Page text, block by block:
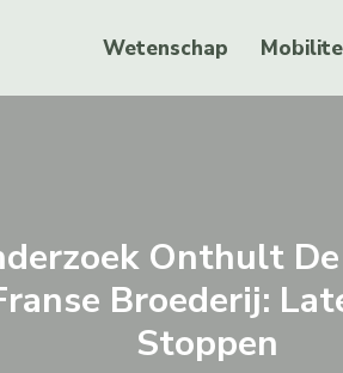
Wetenschap
Onthult
Broederij:
Stoppen